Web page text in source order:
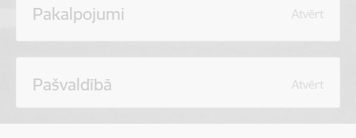
Pakalpojumi Atvērt
Pašvaldībā Atvērt